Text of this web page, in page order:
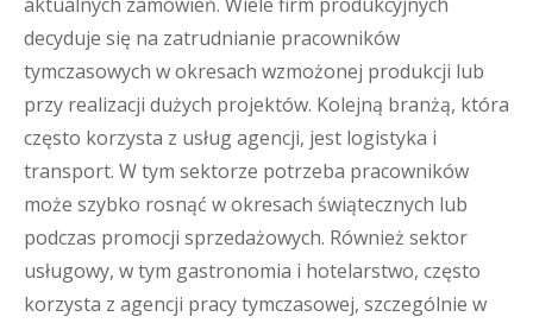
decyduje się na zatrudnianie pracowników
tymczasowych w okresach wzmożonej produkcji lub
przy realizacji dużych projektów. Kolejną branżą, która
często korzysta z usług agencji, jest logistyka i
transport. W tym sektorze potrzeba pracowników
może szybko rosnąć w okresach świątecznych lub
podczas promocji sprzedażowych. Również sektor
usługowy, w tym gastronomia i hotelarstwo, często
korzysta z agencji pracy tymczasowej, szczególnie w